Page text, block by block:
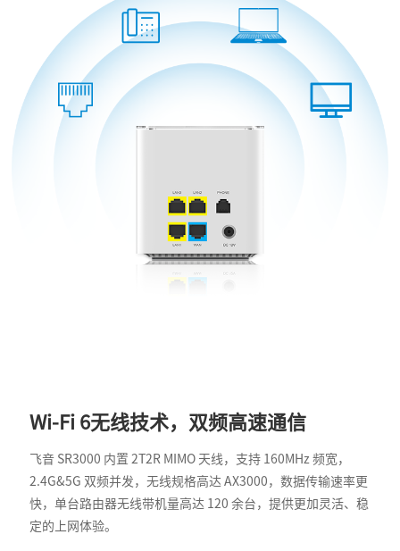
Wi-Fi 6无线技术，双频高速通信
飞音 SR3000 内置 2T2R MIMO 天线，支持 160MHz 频宽，
2.4G&5G 双频并发，无线规格高达 AX3000，数据传输速率更
快，单台路由器无线带机量高达 120 余台，提供更加灵活、稳
定的上网体验。